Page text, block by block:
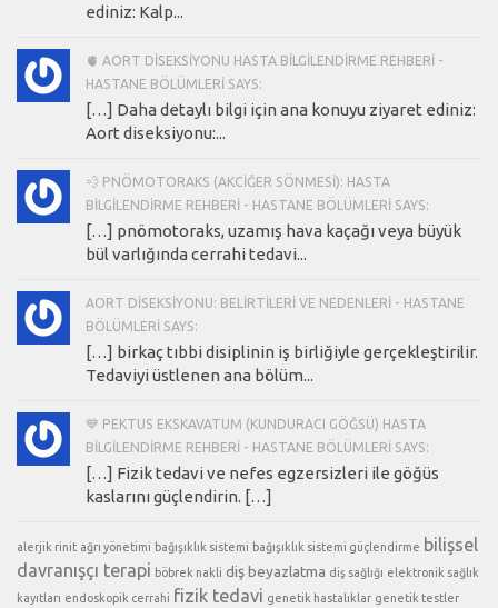
ediniz: Kalp...
🫀 AORT DISEKSIYONU HASTA BILGILENDIRME REHBERI -
HASTANE BÖLÜMLERI SAYS:
[…] Daha detaylı bilgi için ana konuyu ziyaret ediniz:
Aort diseksiyonu:...
💨 PNÖMOTORAKS (AKCIĞER SÖNMESI): HASTA
BILGILENDIRME REHBERI - HASTANE BÖLÜMLERI SAYS:
[…] pnömotoraks, uzamış hava kaçağı veya büyük
bül varlığında cerrahi tedavi...
AORT DISEKSIYONU: BELIRTILERI VE NEDENLERI - HASTANE
BÖLÜMLERI SAYS:
[…] birkaç tıbbi disiplinin iş birliğiyle gerçekleştirilir.
Tedaviyi üstlenen ana bölüm...
💙 PEKTUS EKSKAVATUM (KUNDURACI GÖĞSÜ) HASTA
BILGILENDIRME REHBERI - HASTANE BÖLÜMLERI SAYS:
[…] Fizik tedavi ve nefes egzersizleri ile göğüs
kaslarını güçlendirin. […]
alerjik rinit ağrı yönetimi bağışıklık sistemi bağışıklık sistemi güçlendirme bilişsel
davranışçı terapi böbrek nakli diş beyazlatma diş sağlığı elektronik sağlık
kayıtları endoskopik cerrahi fizik tedavi genetik hastalıklar genetik testler